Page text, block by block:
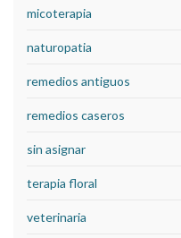
micoterapia
naturopatia
remedios antiguos
remedios caseros
sin asignar
terapia floral
veterinaria